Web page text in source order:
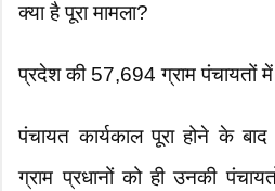
​क्या है पूरा मामला?
​प्रदेश की 57,694 ग्राम पंचायतों में
​पंचायत कार्यकाल पूरा होने के बाद
ग्राम प्रधानों को ही उनकी